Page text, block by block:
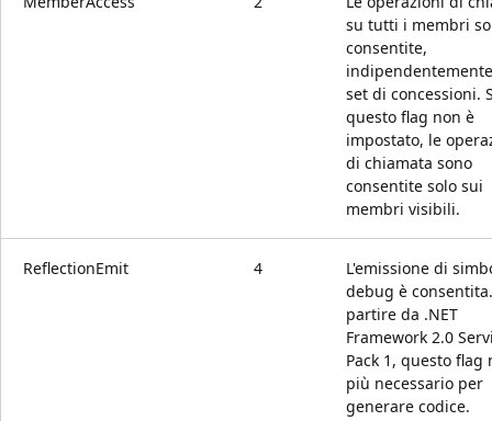
su tutti i membri
consentite,
set di concessioni.
questo flag non è
impostato, le
di chiamata sono
consentite solo sui
membri visibili.
ReflectionEmit 4
L'emissione di
debug è
partire da .NET
Framework 2.0
Pack 1, questo flag
più necessario per
generare codice.